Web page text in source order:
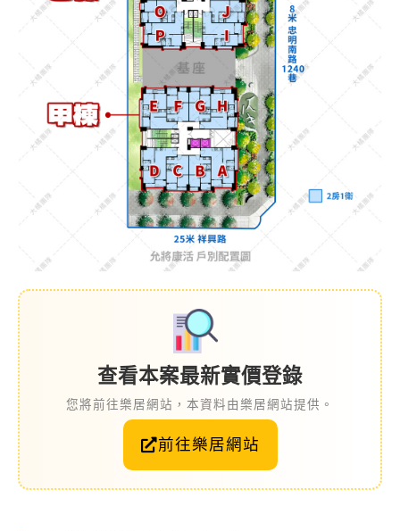
查看本案最新實價登錄
您將前往樂居網站，本資料由樂居網站提供。
前往樂居網站